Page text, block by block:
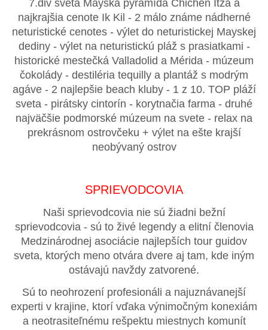
7.div sveta Mayská pyramída Chichen Itzá a
najkrajšia cenote Ik Kil - 2 málo známe nádherné
neturistické cenotes - výlet do neturistickej Mayskej
dediny - výlet na neturistickú pláž s prasiatkami -
historické mestečká Valladolid a Mérida - múzeum
čokolády - destiléria tequilly a plantáž s modrým
agáve - 2 najlepšie beach kluby - 1 z 10. TOP pláží
sveta - pirátsky cintorín - korytnačia farma - druhé
najväčšie podmorské múzeum na svete - relax na
prekrásnom ostrovčeku + výlet na ešte krajší
neobývaný ostrov
SPRIEVODCOVIA
Naši sprievodcovia nie sú žiadni bežní
sprievodcovia - sú to živé legendy a elitní členovia
Medzinárodnej asociácie najlepších tour guidov
sveta, ktorých meno otvára dvere aj tam, kde iným
ostávajú navždy zatvorené.
Sú to neohrození profesionáli a najuznávanejší
experti v krajine, ktorí vďaka výnimočným konexiám
a neotrasiteľnému rešpektu miestnych komunít